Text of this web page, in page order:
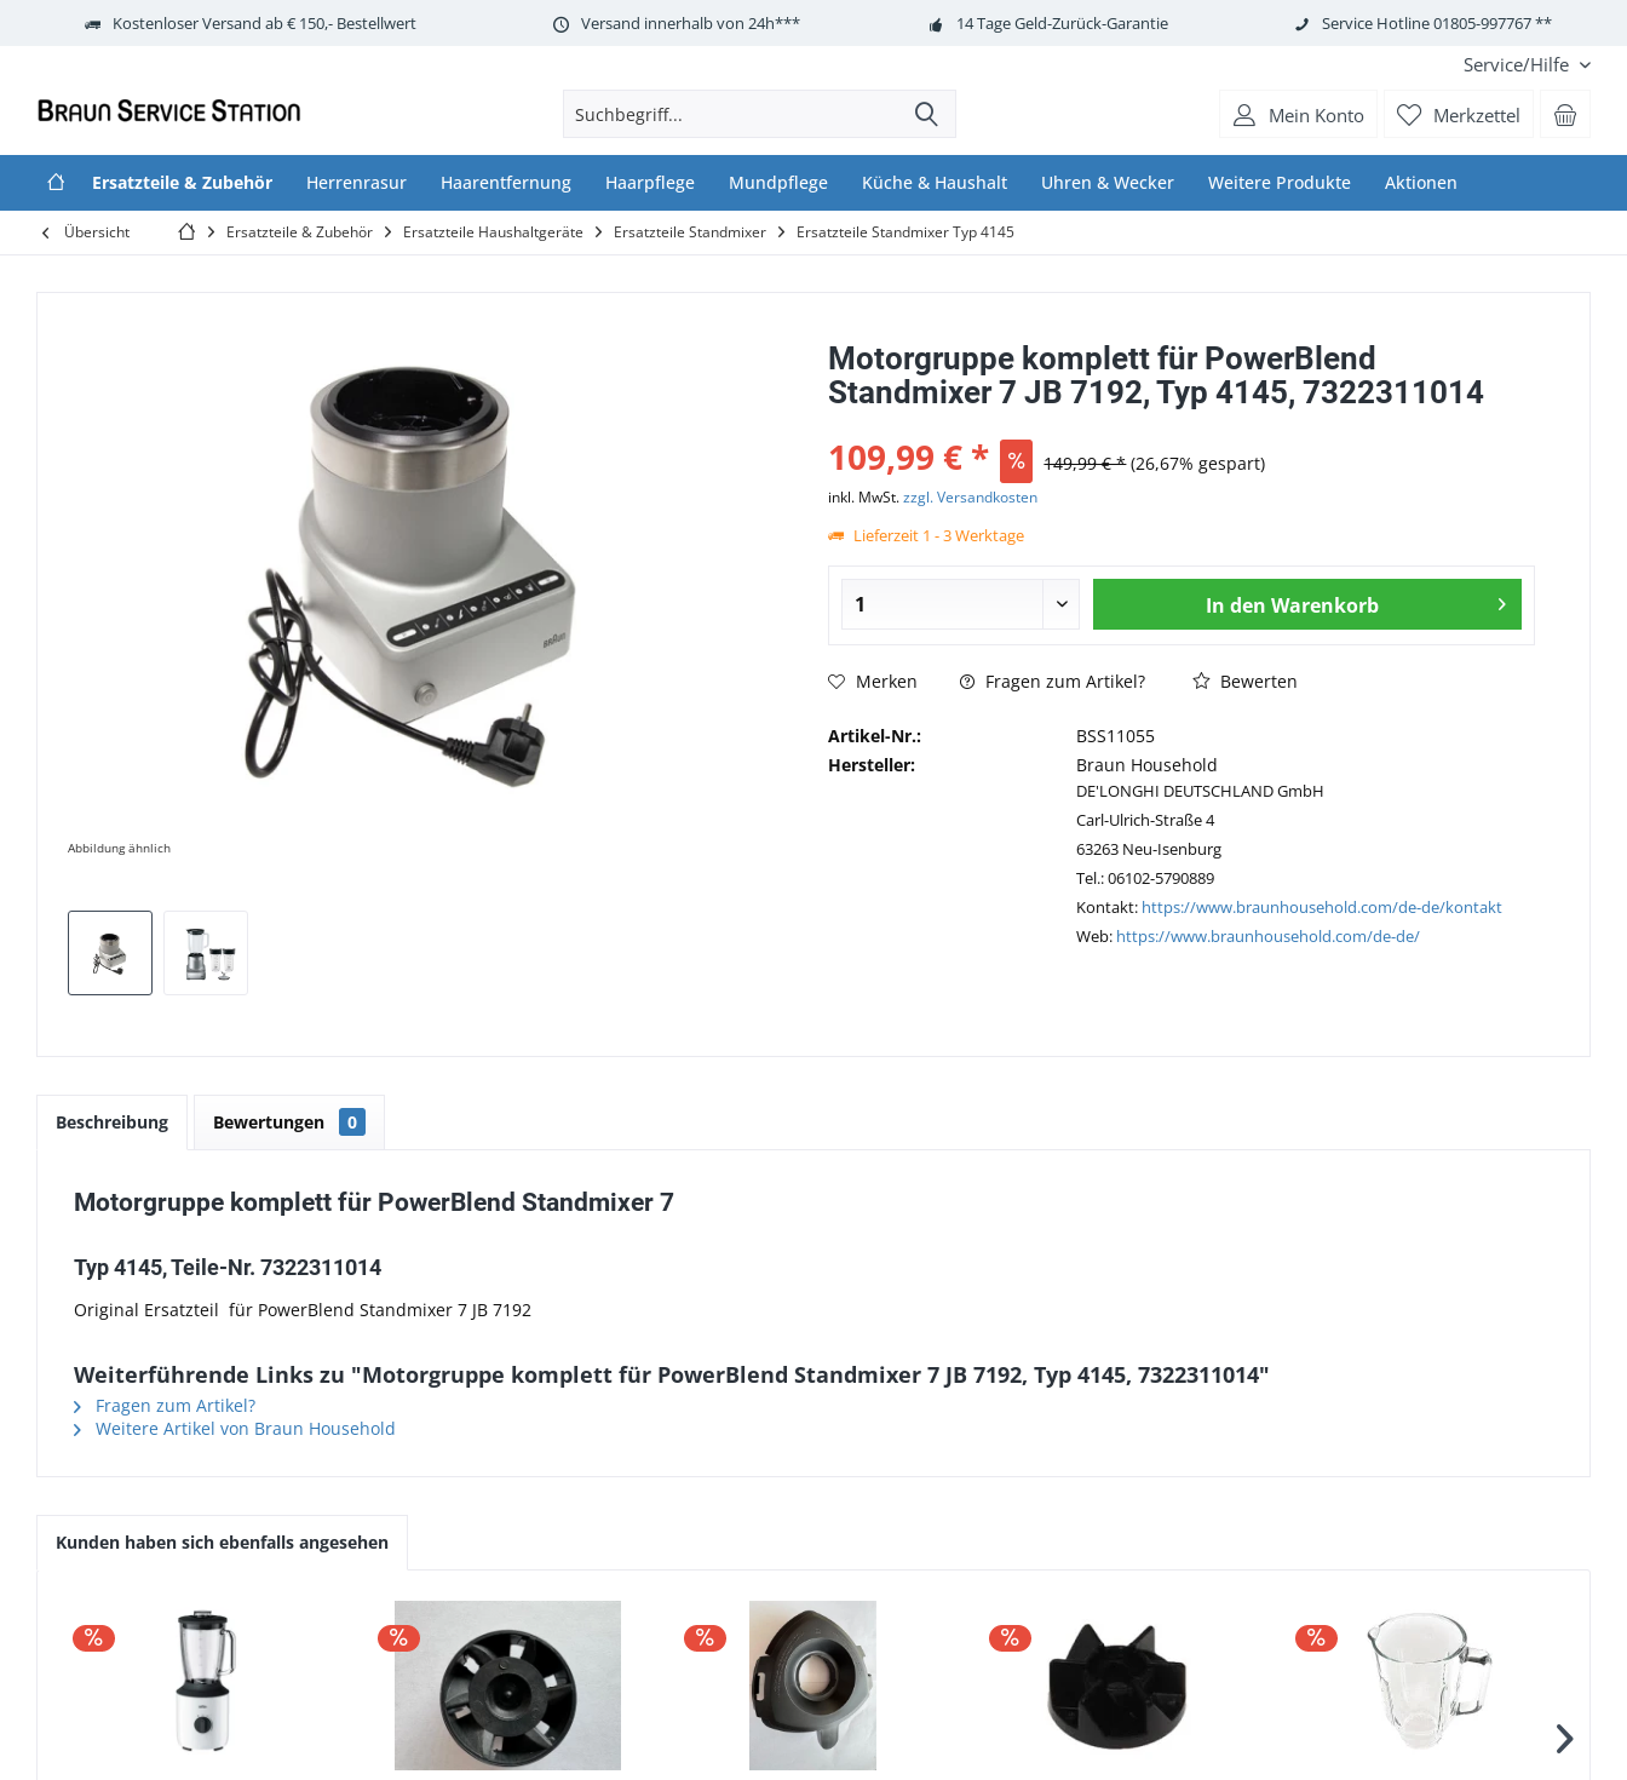
Kostenloser Versand ab € 150,- Bestellwert Versand innerhalb von 24h*** 14 Tage Geld-Zurück-Garantie Service Hotline 01805-997767 **
Service/Hilfe
Merkzettel
Mein Konto
Ersatzteile & Zubehör Herrenrasur Haarentfernung Haarpflege Mundpflege Küche & Haushalt Uhren & Wecker Weitere Produkte Aktionen
Übersicht Ersatzteile & Zubehör Ersatzteile Haushaltgeräte Ersatzteile Standmixer Ersatzteile Standmixer Typ 4145
Abbildung ähnlich
Motorgruppe komplett für PowerBlend
Standmixer 7 JB 7192, Typ 4145, 7322311014
109,99 € * 149,99 € * (26,67% gespart)
inkl. MwSt.zzgl. Versandkosten
Lieferzeit 1 - 3 Werktage
In den Warenkorb
Merken Fragen zum Artikel? Bewerten
Artikel-Nr.:
BSS11055
Hersteller:
Braun Household
DE'LONGHI DEUTSCHLAND GmbH
Carl-Ulrich-Straße 4
63263 Neu-Isenburg
Tel.: 06102-5790889
Kontakt: https://www.braunhousehold.com/de-de/kontakt
Web: https://www.braunhousehold.com/de-de/
Beschreibung Bewertungen 0
Motorgruppe komplett für PowerBlend Standmixer 7
Typ 4145, Teile-Nr. 7322311014
Original Ersatzteil für PowerBlend Standmixer 7 JB 7192
Weiterführende Links zu "Motorgruppe komplett für PowerBlend Standmixer 7 JB 7192, Typ 4145, 7322311014"
Fragen zum Artikel?
Weitere Artikel von Braun Household
Kunden haben sich ebenfalls angesehen